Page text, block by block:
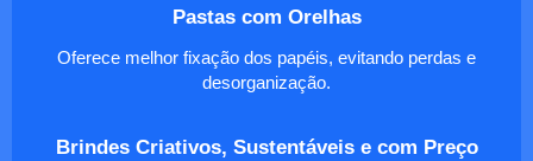
Pastas com Orelhas
Oferece melhor fixação dos papéis, evitando perdas e
desorganização.
Brindes Criativos, Sustentáveis e com Preço